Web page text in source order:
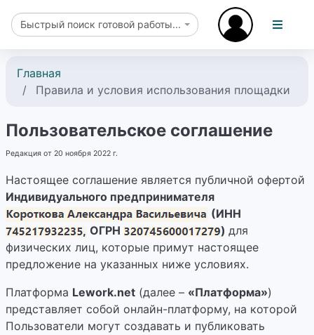
Быстрый поиск готовой работы...
Главная
Правила и условия использования площадки
Пользовательское соглашение
Редакция от 20 ноября 2022 г.
Настоящее соглашение является публичной офертой
Индивидуального предпринимателя
(ИНН
ОГРН
) для
физических лиц, которые примут настоящее
предложение на указанных ниже условиях.
Платформа Lework.net (далее – «Платформа»)
представляет собой онлайн-платформу, на которой
Пользователи могут создавать и публиковать